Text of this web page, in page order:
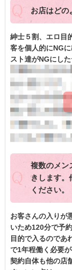
お店はどの
紳士５割、エロ目
客を個人的にNG
スト達がNGにし
複数のメン
きします。
ください。
お客さんの入りが
いため120分で予
目的で入るのであ
で1年程働く必要
契約自体も他の店